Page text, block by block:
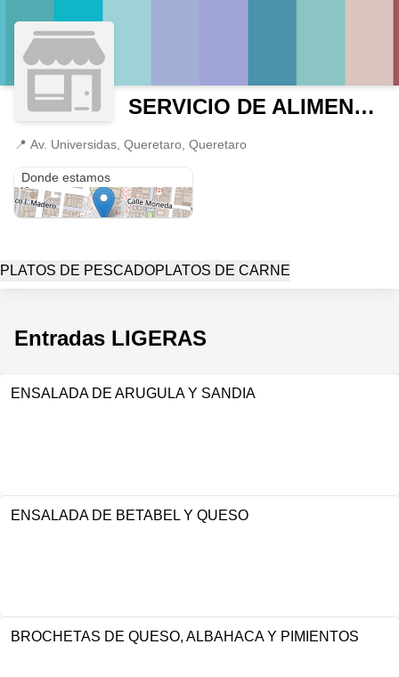
SERVICIO DE ALIMENTOS
📍 Av. Universidas, Queretaro, Queretaro
Donde estamos
PLATOS DE PESCADOPLATOS DE CARNE
Entradas LIGERAS
ENSALADA DE ARUGULA Y SANDIA
ENSALADA DE BETABEL Y QUESO
BROCHETAS DE QUESO, ALBAHACA Y PIMIENTOS